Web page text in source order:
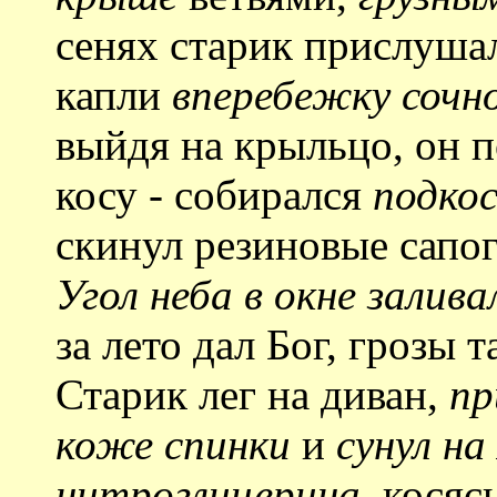
сенях старик
капли вперебежку
выйдя на крыльцо, он
косу - собирался
скинул резиновые
Угол неба в окне
за лето дал Бог, грозы
Старик лег на диван,
коже спинки и сунул